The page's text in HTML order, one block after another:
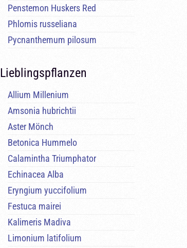
Penstemon Huskers Red
Phlomis russeliana
Pycnanthemum pilosum
Lieblingspflanzen
Allium Millenium
Amsonia hubrichtii
Aster Mönch
Betonica Hummelo
Calamintha Triumphator
Echinacea Alba
Eryngium yuccifolium
Festuca mairei
Kalimeris Madiva
Limonium latifolium